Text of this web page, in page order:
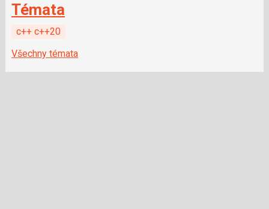
Témata
c++ c++20
Všechny témata